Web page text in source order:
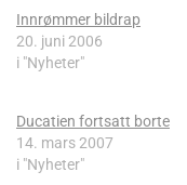
Innrømmer bildrap
20. juni 2006
i "Nyheter"
Ducatien fortsatt borte
14. mars 2007
i "Nyheter"